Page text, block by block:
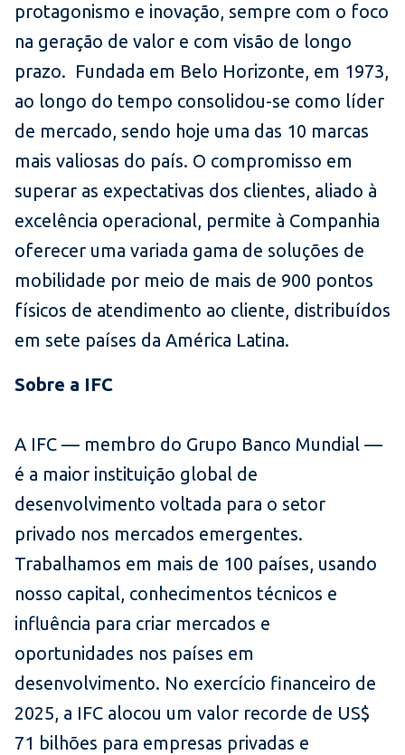
protagonismo e inovação, sempre com o foco
na geração de valor e com visão de longo
prazo. Fundada em Belo Horizonte, em 1973,
ao longo do tempo consolidou-se como líder
de mercado, sendo hoje uma das 10 marcas
mais valiosas do país. O compromisso em
superar as expectativas dos clientes, aliado à
excelência operacional, permite à Companhia
oferecer uma variada gama de soluções de
mobilidade por meio de mais de 900 pontos
físicos de atendimento ao cliente, distribuídos
em sete países da América Latina.
Sobre a IFC
A IFC — membro do Grupo Banco Mundial —
é a maior instituição global de
desenvolvimento voltada para o setor
privado nos mercados emergentes.
Trabalhamos em mais de 100 países, usando
nosso capital, conhecimentos técnicos e
influência para criar mercados e
oportunidades nos países em
desenvolvimento. No exercício financeiro de
2025, a IFC alocou um valor recorde de US$
71 bilhões para empresas privadas e